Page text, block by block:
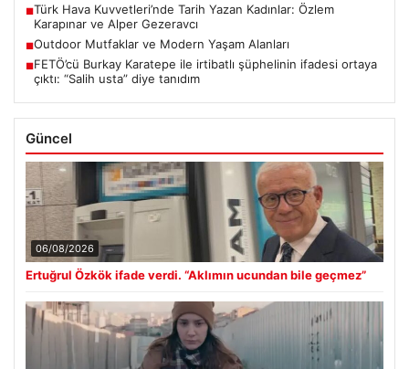
■Türk Hava Kuvvetleri’nde Tarih Yazan Kadınlar: Özlem
Karapınar ve Alper Gezeravcı
■Outdoor Mutfaklar ve Modern Yaşam Alanları
■FETÖ’cü Burkay Karatepe ile irtibatlı şüphelinin ifadesi ortaya
çıktı: “Salih usta” diye tanıdım
Güncel
06/08/2026
Ertuğrul Özkök ifade verdi. “Aklımın ucundan bile geçmez”